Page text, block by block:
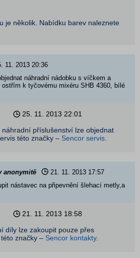
je několik. Nabídku barev naleznete
11. 2013 20:36
náhradní nádobku s víčkem a
k tyčovému mixéru SHB 4360, bílé
25. 11. 2013 22:01
náhradní příslušenství lze objednat
této značky – Sencor servis
anonymitě 21. 11. 2013 17:57
nástavec na připevnění šlehací metly,a
21. 11. 2013 18:58
díly lze zakoupit pouze přes
značky – Sencor kontakty.